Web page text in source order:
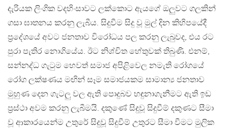
දැරියක ලිංගික වදහිංසාවට ලක්කොට ඇයගේ ඔලුවට ගලකින්
ගසා ඝාතනය කරනු ලැබීය. සිදුවීම සිදු වූ මුල් දින කිහිපයේදී
ප්‍රදේශයේ අවට ජනතාව විරෝධය පල කරනු ලැබුවද, එය රට
පුරා පැතිර නොගියේය. ඊට නිශ්චිත හේතුවක් තිබුණි. එනම්,
සන්නද්ධ ගැටුම හෙවත් සමාජ අපිළිවෙල නමැති රෝගයේ
රෝග ලක්ෂණය මඟින් සෑම සමාජයකම සාමාන්‍ය ජනතාව
මුහුණ දෙන ගැටලු වල ඇති පොදුබව හඳුනාගැනීමට ඇති ඉඩ
ප්‍රස්ථා අවම කරනු ලැබීමයි. දකුණේ සිදුවූ සිදුවීම් දකුණට සීමා
වූ ආකාරයෙන්ම උතුරේ සිදුවූ සිදුවීම් උතුරට සීමා වීමට මුලික